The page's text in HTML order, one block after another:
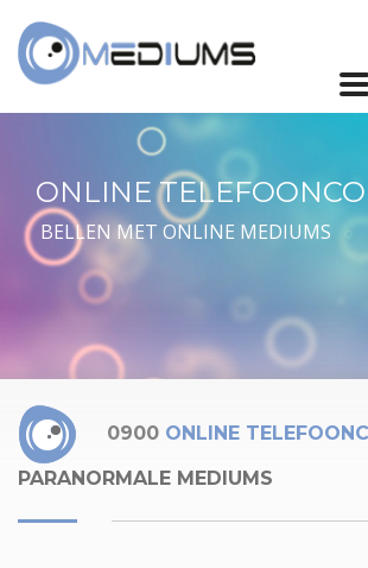
ONLINE
BELLEN MET ONLINE MEDIUMS
0900 ONLINE
PARANORMALE MEDIUMS